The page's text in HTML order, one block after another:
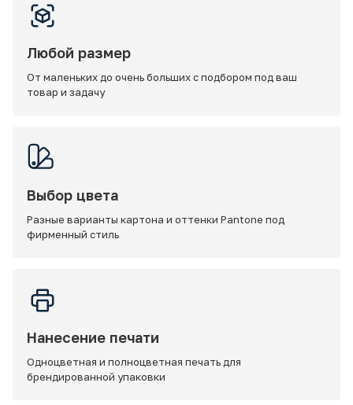
Любой размер
От маленьких до очень больших с подбором под ваш
товар и задачу
Выбор цвета
Разные варианты картона и оттенки Pantone под
фирменный стиль
Нанесение печати
Одноцветная и полноцветная печать для
брендированной упаковки